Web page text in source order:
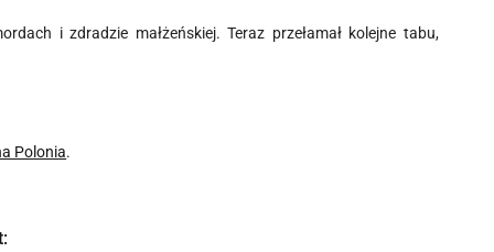
i zdradzie małżeńskiej. Teraz przełamał kolejne tabu,
Polonia.